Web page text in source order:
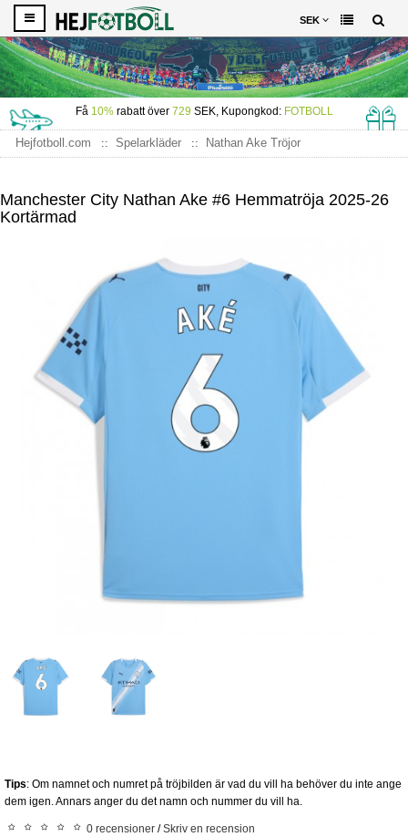
SEK
Få 10%rabatt över 729 SEK, Kupongkod: FOTBOLL
Hejfotboll.com Spelarkläder
Nathan Ake Tröjor
Manchester City Nathan Ake #6 Hemmatröja 2025-26
Kortärmad
Tips: Om namnet och numret på tröjbilden är vad du vill ha behöver du inte ange
dem igen. Annars anger du det namn och nummer du vill ha.
0 recensioner /Skriv en recension